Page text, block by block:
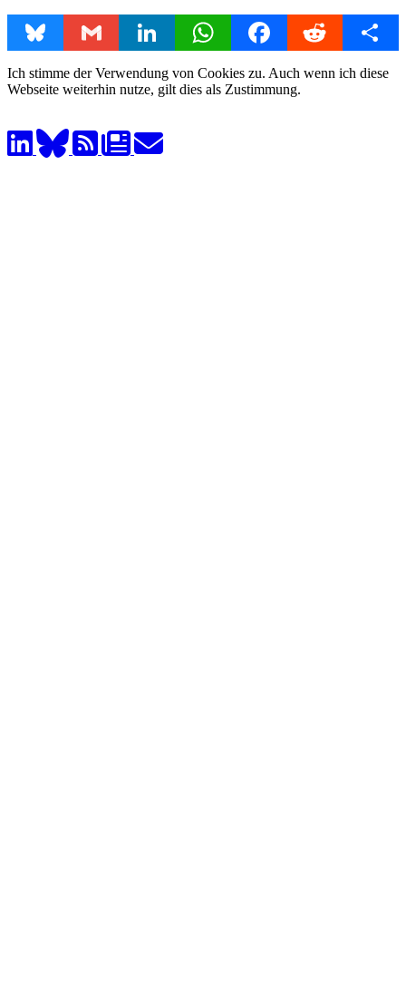
Bluesky Gmail LinkedIn WhatsAppFacebookReddit Share
Ich stimme der Verwendung von Cookies zu. Auch wenn ich diese
Webseite weiterhin nutze, gilt dies als Zustimmung.